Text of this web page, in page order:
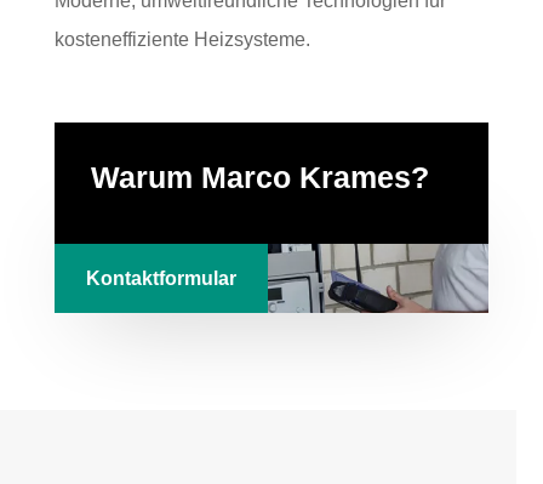
kosteneffiziente Heizsysteme.
Warum Marco Krames?
Kontaktformular